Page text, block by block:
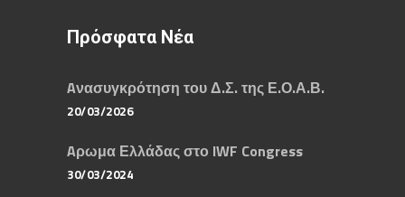
Πρόσφατα Νέα
Aνασυγκρότηση του Δ.Σ. της Ε.Ο.Α.Β.
20/03/2026
Aρωμα Ελλάδας στο IWF Congress
30/03/2024